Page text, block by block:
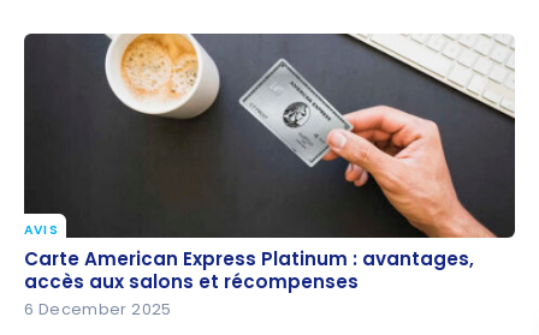
Carte American Express Platinum : avantages,
accès aux salons et récompenses
AVIS
Carte American Express Platinum : avantages,
accès aux salons et récompenses
6 December 2025